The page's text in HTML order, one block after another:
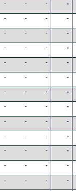
- - - -
- - - -
- - - -
- - - -
- - - -
- - - -
- - - -
- - - -
- - - -
- - - -
- - - -
- - - -
- - - -